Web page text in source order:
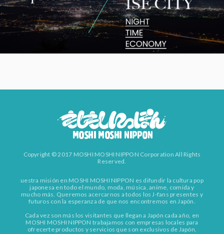
Copyright © 2017 MOSHI MOSHI NIPPON Corporation All Rights
Reserved.
uestra misión en MOSHI MOSHI NIPPON es difundir la cultura pop
japonesa en todo el mundo, moda, música, anime, comida y
mucho más. Queremos acercarnos a todos los J-fans presentes y
futuros con la esperanza de que nos encontremos en Japón.
Cada vez son más los visitantes que llegan a Japón cada año, en
MOSHI MOSHI NIPPON trabajamos con empresas locales para
ofrecerte productos y servicios que son exclusivos de Japón,